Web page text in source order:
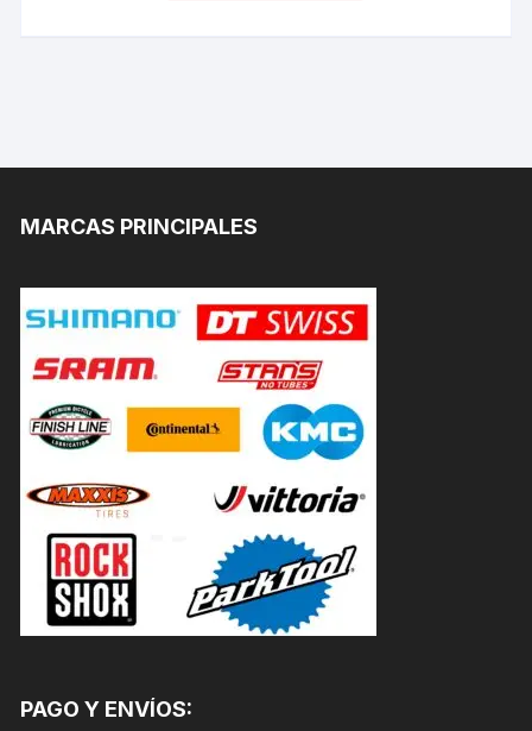
MARCAS PRINCIPALES
PAGO Y ENVÍOS: